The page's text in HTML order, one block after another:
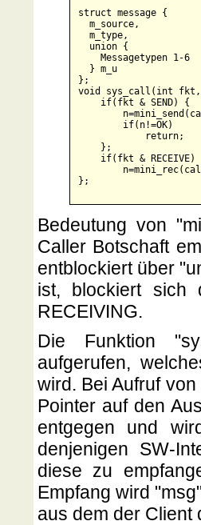
struct message {
  m_source,
  m_type,
  union {
    Messagetypen 1-6
  } m_u
};
void sys_call(int fkt,
    if(fkt & SEND) {
        if(n!=OK)
            return;
    };
    if(fkt & RECEIVE)
Bedeutung von
Caller Botschaft
entblockiert über
ist, blockiert sich
RECEIVING.
Die Funktion
aufgerufen,
wird. Bei Aufruf
Pointer auf den
entgegen und
denjenigen SW-
diese zu
Empfang wird
aus dem der Client